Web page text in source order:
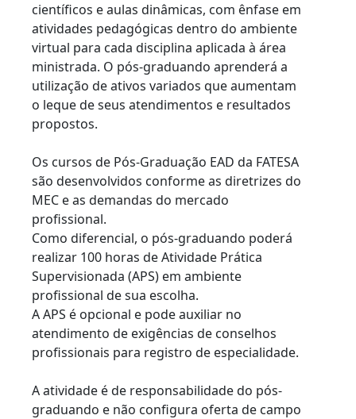
científicos e aulas dinâmicas, com ênfase em
atividades pedagógicas dentro do ambiente
virtual para cada disciplina aplicada à área
ministrada. O pós-graduando aprenderá a
utilização de ativos variados que aumentam
o leque de seus atendimentos e resultados
propostos.
Os cursos de Pós-Graduação EAD da FATESA
são desenvolvidos conforme as diretrizes do
MEC e as demandas do mercado
profissional.
Como diferencial, o pós-graduando poderá
realizar 100 horas de Atividade Prática
Supervisionada (APS) em ambiente
profissional de sua escolha.
A APS é opcional e pode auxiliar no
atendimento de exigências de conselhos
profissionais para registro de especialidade.
A atividade é de responsabilidade do pós-
graduando e não configura oferta de campo